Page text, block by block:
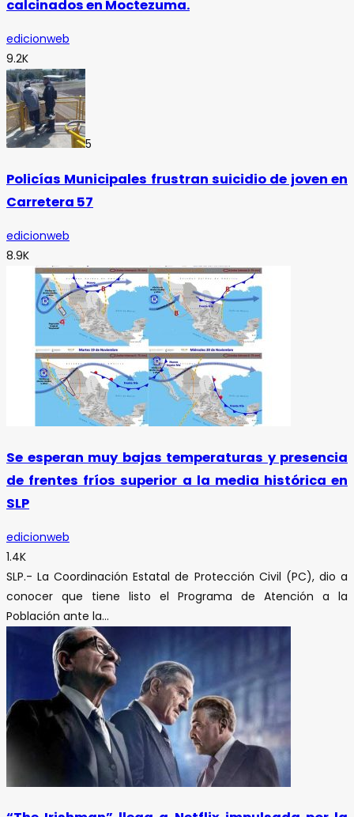
calcinados en Moctezuma.
edicionweb
9.2K
5
Policías Municipales frustran suicidio de joven en
Carretera 57
edicionweb
8.9K
Se esperan muy bajas temperaturas y presencia
de frentes fríos superior a la media histórica en
SLP
edicionweb
1.4K
SLP.- La Coordinación Estatal de Protección Civil (PC), dio a
conocer que tiene listo el Programa de Atención a la
Población ante la...